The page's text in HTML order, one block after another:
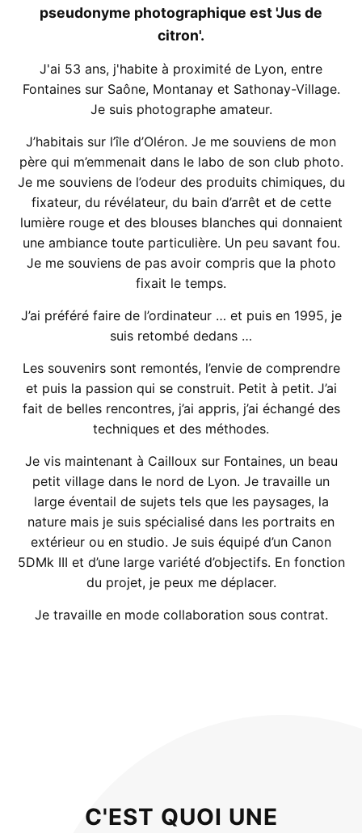
pseudonyme photographique est 'Jus de
citron'.
J'ai 53 ans, j'habite à proximité de Lyon, entre
Fontaines sur Saône, Montanay et Sathonay-Village.
Je suis photographe amateur.
J’habitais sur l’île d’Oléron. Je me souviens de mon
père qui m’emmenait dans le labo de son club photo.
Je me souviens de l’odeur des produits chimiques, du
fixateur, du révélateur, du bain d’arrêt et de cette
lumière rouge et des blouses blanches qui donnaient
une ambiance toute particulière. Un peu savant fou.
Je me souviens de pas avoir compris que la photo
fixait le temps.
J’ai préféré faire de l’ordinateur … et puis en 1995, je
suis retombé dedans …
Les souvenirs sont remontés, l’envie de comprendre
et puis la passion qui se construit. Petit à petit. J’ai
fait de belles rencontres, j’ai appris, j’ai échangé des
techniques et des méthodes.
Je vis maintenant à Cailloux sur Fontaines, un beau
petit village dans le nord de Lyon. Je travaille un
large éventail de sujets tels que les paysages, la
nature mais je suis spécialisé dans les portraits en
extérieur ou en studio. Je suis équipé d’un Canon
5DMk III et d’une large variété d’objectifs. En fonction
du projet, je peux me déplacer.
Je travaille en mode collaboration sous contrat.
C'EST QUOI UNE